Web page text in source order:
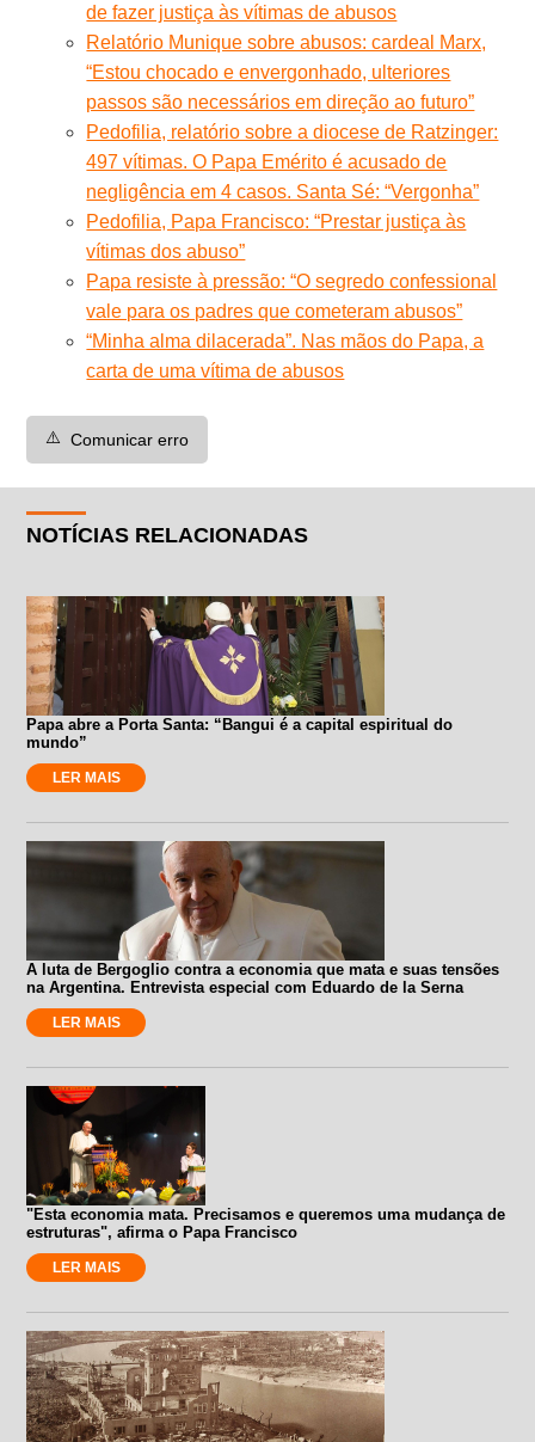
de fazer justiça às vítimas de abusos
Relatório Munique sobre abusos: cardeal Marx,
“Estou chocado e envergonhado, ulteriores
passos são necessários em direção ao futuro”
Pedofilia, relatório sobre a diocese de Ratzinger:
497 vítimas. O Papa Emérito é acusado de
negligência em 4 casos. Santa Sé: “Vergonha”
Pedofilia, Papa Francisco: “Prestar justiça às
vítimas dos abuso”
Papa resiste à pressão: “O segredo confessional
vale para os padres que cometeram abusos”
“Minha alma dilacerada”. Nas mãos do Papa, a
carta de uma vítima de abusos
⚠️ Comunicar erro
NOTÍCIAS RELACIONADAS
Papa abre a Porta Santa: “Bangui é a capital espiritual do
mundo”
LER MAIS
A luta de Bergoglio contra a economia que mata e suas tensões
na Argentina. Entrevista especial com Eduardo de la Serna
LER MAIS
"Esta economia mata. Precisamos e queremos uma mudança de
estruturas", afirma o Papa Francisco
LER MAIS